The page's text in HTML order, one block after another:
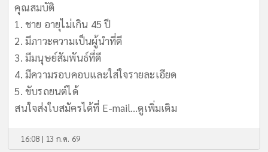
คุณสมบัติ
1. ชาย อายุไม่เกิน 45 ปี
2. มีภาวะความเป็นผู้นำที่ดี
3. มีมนุษย์สัมพันธ์ที่ดี
4. มีความรอบคอบและใส่ใจรายละเอียด
5. ขับรถยนต์ได้
สนใจส่งใบสมัครได้ที่ E-mail...ดูเพิ่มเติม
16:08 | 13 ก.ค. 69